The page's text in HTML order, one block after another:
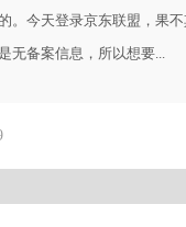
。今天登录京东联盟，果
无备案信息，所以想要...